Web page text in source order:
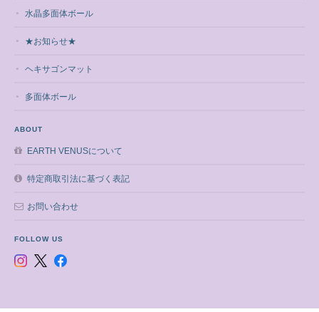
水晶多面体ボール
★お知らせ★
ヘキサゴンマット
多面体ボール
ABOUT
EARTH VENUSについて
特定商取引法に基づく表記
お問い合わせ
FOLLOW US